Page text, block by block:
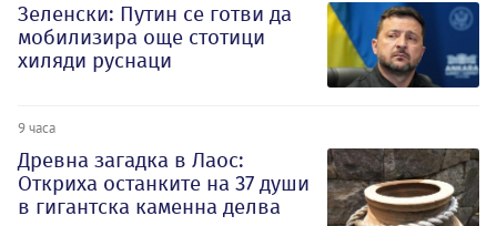
Зеленски: Путин се готви да
мобилизира още стотици
хиляди руснаци
9 часа
Древна загадка в Лаос:
Откриха останките на 37 души
в гигантска каменна делва